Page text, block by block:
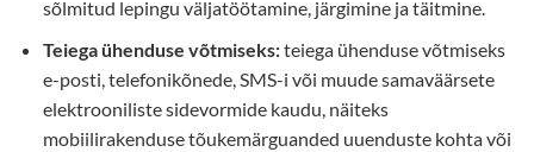
sõlmitud lepingu väljatöötamine, järgimine ja täitmine.
Teiega ühenduse võtmiseks:teiega ühenduse võtmiseks
e-posti, telefonikõnede, SMS-i või muude samaväärsete
elektrooniliste sidevormide kaudu, näiteks
mobiilirakenduse tõukemärguanded uuenduste kohta või